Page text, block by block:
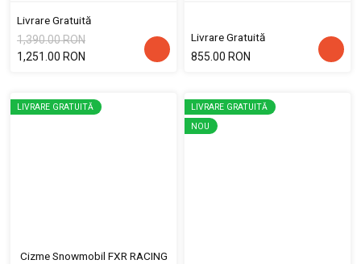
Livrare Gratuită
1,390.00 RON
1,251.00 RON
Livrare Gratuită
855.00 RON
LIVRARE GRATUITĂ
Cizme Snowmobil FXR RACING
LIVRARE GRATUITĂ
NOU